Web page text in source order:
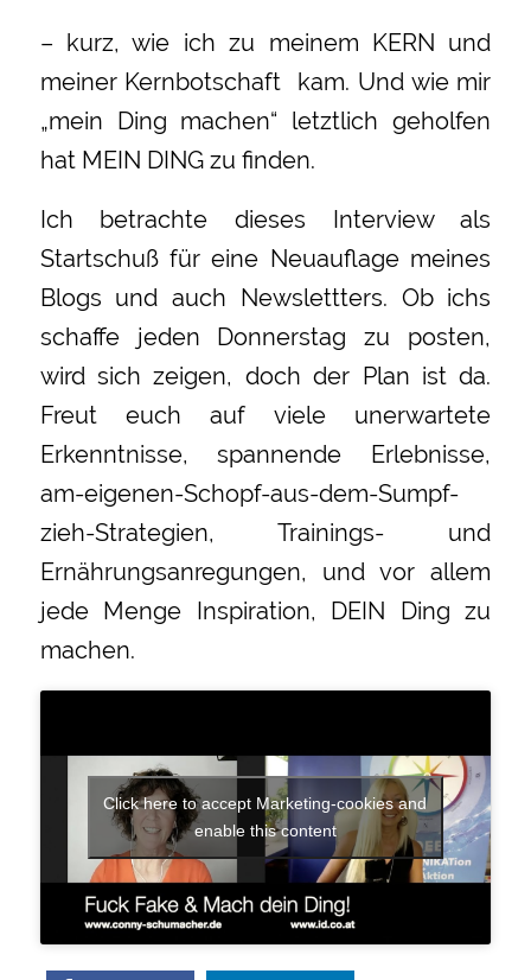
– kurz, wie ich zu meinem KERN und
meiner Kernbotschaft kam. Und wie mir
„mein Ding machen“ letztlich geholfen
hat MEIN DING zu finden.
Ich betrachte dieses Interview als
Startschuß für eine Neuauflage meines
Blogs und auch Newslettters. Ob ichs
schaffe jeden Donnerstag zu posten,
wird sich zeigen, doch der Plan ist da.
Freut euch auf viele unerwartete
Erkenntnisse, spannende Erlebnisse,
am-eigenen-Schopf-aus-dem-Sumpf-
zieh-Strategien, Trainings- und
Ernährungsanregungen, und vor allem
jede Menge Inspiration, DEIN Ding zu
machen.
Click here to accept Marketing-cookies and
enable this content